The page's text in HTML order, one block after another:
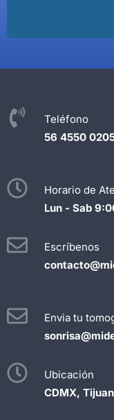
Teléfono
56 4550
Horario de
Lun - Sab
Escríbenos
Envia tu
Ubicación
CDMX,